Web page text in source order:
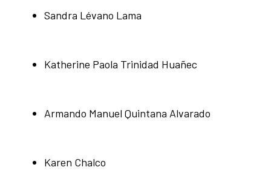
Sandra Lévano Lama
Katherine Paola Trinidad Huañec
Armando Manuel Quintana Alvarado
Karen Chalco